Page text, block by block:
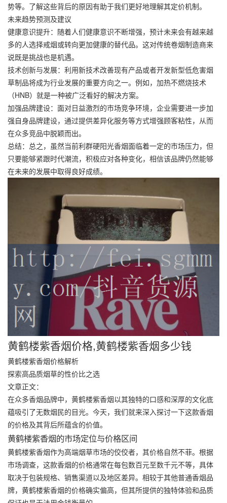
势等。了解这些背后的原因有助于我们更好地理解其定价机制。
未来趋势预测及建议
健康意识提升：随着人们健康意识不断增强，预计未来会有越来越
多的人选择戒烟或转向更加健康的替代品。这对传统卷烟制造商来
说既是挑战也是机遇。
技术创新与发展：利用新技术改善现有产品或者开发新型低危害烟
草制品将成为行业发展的重要方向之一。例如，加热不燃烧技术
（HNB）就是一种被广泛看好的解决方案。
加强品牌建设：面对日益激烈的市场竞争环境，企业需要进一步加
强自身品牌建设，通过提供差异化服务等方式增强顾客粘性，从而
在众多竞品中脱颖而出。
总结：总之，虽然当前利群硬阳光香烟面临着一定的市场压力，但
只要能够紧跟时代潮流，积极应对各种变化，相信该品牌仍然能够
在未来的发展中取得良好成绩。
黄鹤楼紫香烟价格,黄鹤楼紫香烟多少钱
黄鹤楼紫香烟价格解析
探索高品质烟草的性价比之选
文章正文：
在众多香烟品牌中，黄鹤楼紫香烟以其独特的口感和深厚的文化底
蕴吸引了无数烟民的目光。今天，我们就来深入探讨一下这款香烟
的价格及其背后所蕴含的价值。
黄鹤楼紫香烟的市场定位与价格区间
黄鹤楼紫香烟作为高端烟草市场的佼佼者，其价格自然不菲。根据
市场调查，这款香烟的价格通常在每包数百元至数千元不等，具体
取决于包装规格、销售渠道以及地区差异。相较于其他普通香烟品
牌，黄鹤楼紫香烟的价格确实偏高，但其所提供的独特体验和品质